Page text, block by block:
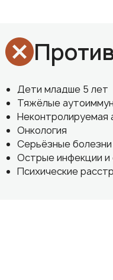
Дети младше 5 лет
Тяжёлые
Неконтролируемая
Онкология
Серьёзные
Острые инфекции и
Психические